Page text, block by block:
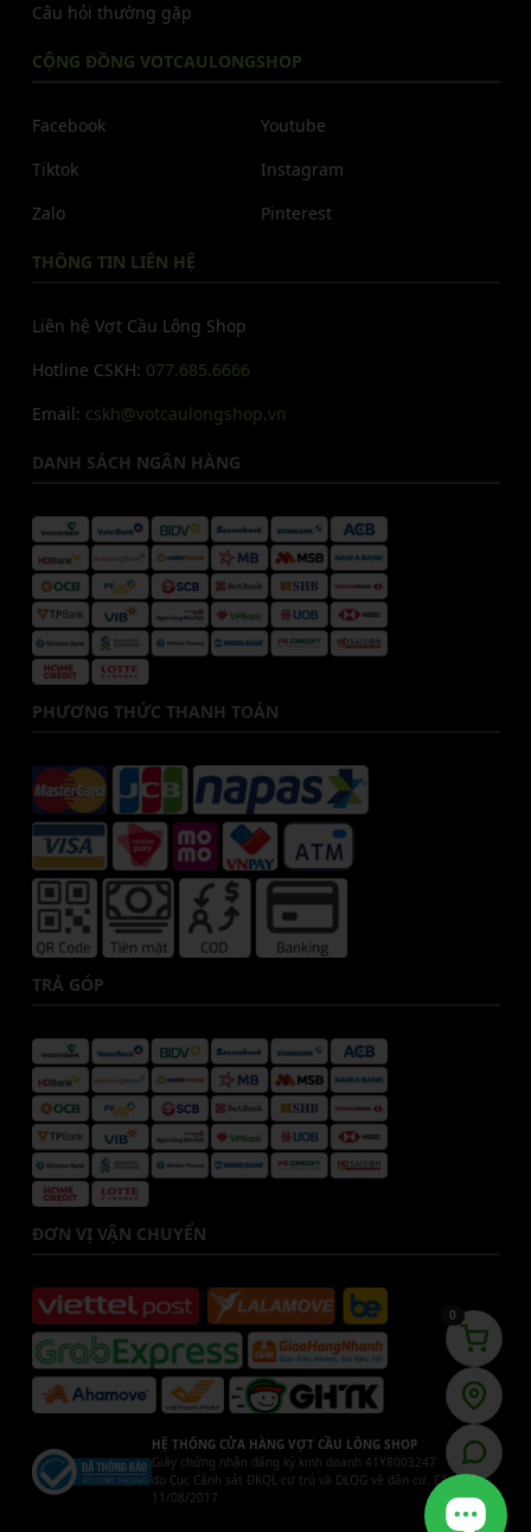
Câu hỏi thường gặp
CỘNG ĐỒNG VOTCAULONGSHOP
Facebook
Tiktok
Zalo
Youtube
Instagram
Pinterest
THÔNG TIN LIÊN HỆ
Liên hệ Vợt Cầu Lông Shop
Hotline CSKH: 077.685.6666
Email: cskh@votcaulongshop.vn
DANH SÁCH NGÂN HÀNG
PHƯƠNG THỨC THANH TOÁN
TRẢ GÓP
ĐƠN VỊ VẬN CHUYỂN
HỆ THỐNG CỬA HÀNG VỢT CẦU LÔNG SHOP
Giấy chứng nhận đăng ký kinh doanh 41Y8003247
do Cục Cảnh sát ĐKQL cư trú và DLQG về dân cư. Cấp ngày
11/08/2017
0